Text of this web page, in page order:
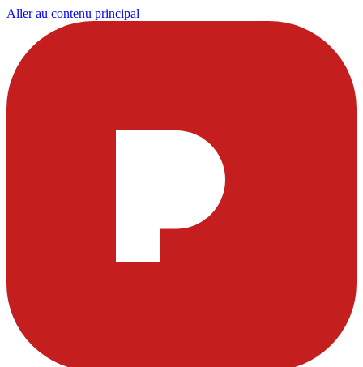
Aller au contenu principal